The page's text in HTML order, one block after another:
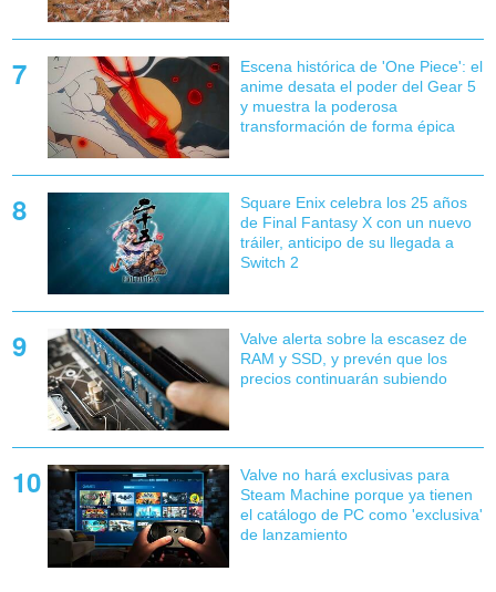
Escena histórica de 'One Piece': el
anime desata el poder del Gear 5
y muestra la poderosa
transformación de forma épica
Square Enix celebra los 25 años
de Final Fantasy X con un nuevo
tráiler, anticipo de su llegada a
Switch 2
Valve alerta sobre la escasez de
RAM y SSD, y prevén que los
precios continuarán subiendo
Valve no hará exclusivas para
Steam Machine porque ya tienen
el catálogo de PC como 'exclusiva'
de lanzamiento